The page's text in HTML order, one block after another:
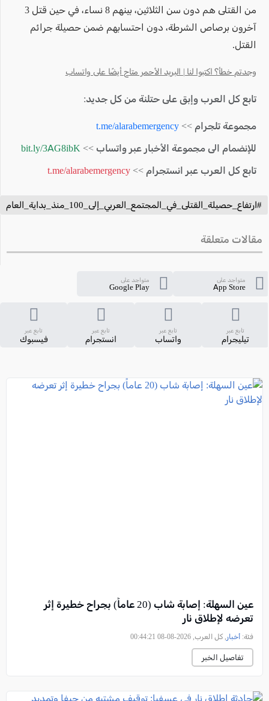
من القتلى هم دون سن الثلاثين، بينهم 8 نساء، في حين قتل 3
آخرون برصاص الشرطة، دون احتسابهم ضمن حصيلة جرائم
القتل.
وجدتم خطأ؟ اكتبوا لنا | البريد الأحمر متاح أيضًا على واتساب
تابع كل العرب وإبق على حتلنة من كل جديد:
مجموعة تلجرام >> t.me/alarabemergency
للإنضمام الى مجموعة الأخبار عبر واتساب >> bit.ly/3AG8ibK
تابع كل العرب عبر انستجرام >> t.me/alarabemergency
#ارتفاع_حصيلة_القتلى_في_المجتمع_العربي_إلى_100_منذ_بداية_العام
مقالات متعلقة
متواجد على
App Store
متواجد على
Google Play
تابع عبر
تيليجرام
تابع عبر
واتساب
تابع عبر
انستجرام
تابع عبر
فيسبوك
عين السهلة: إصابة شاب (20 عاماً) بجراح خطيرة إثر
تعرضه لإطلاق نار
فئة: أخبار , كل العرب, 2026-08-08 00:44:21
تفاصيل الخبر